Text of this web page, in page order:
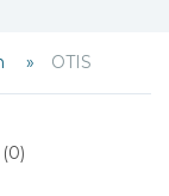
OTIS